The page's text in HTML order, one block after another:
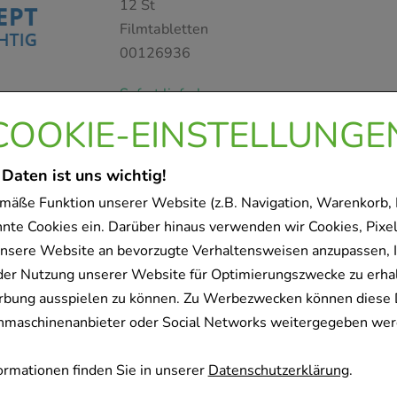
ist uns wichtig!
Funktion unserer Website (z.B. Navigation, Warenkorb,
Cookies ein. Darüber hinaus verwenden wir Cookies,
Website an bevorzugte Verhaltensweisen anzupassen,
Nutzung unserer Website für Optimierungszwecke zu
ausspielen zu können. Zu Werbezwecken können diese
oder Social Networks weitergegeben
finden Sie in unsererDatenschutzerklärung.
12 St
Filmtabletten
00126936
Sofort lieferbar
betapharm Arzneimittel GmbH
12St
Filmtabletten
00121353
Sofort lieferbar
IVABRADIN beta 2,5 mg